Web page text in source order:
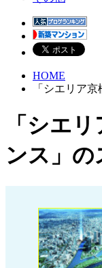
HOME
「シエリア
「シエ
ンス」